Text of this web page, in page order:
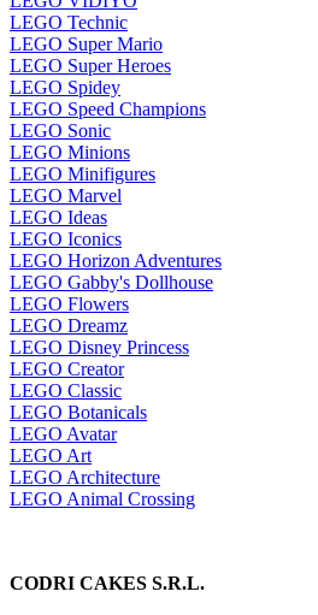
LEGO Technic
LEGO Super Mario
LEGO Super Heroes
LEGO Spidey
LEGO Speed Champions
LEGO Sonic
LEGO Minions
LEGO Minifigures
LEGO Marvel
LEGO Ideas
LEGO Iconics
LEGO Horizon Adventures
LEGO Gabby's Dollhouse
LEGO Flowers
LEGO Dreamz
LEGO Disney Princess
LEGO Creator
LEGO Classic
LEGO Botanicals
LEGO Avatar
LEGO Art
LEGO Architecture
LEGO Animal Crossing
CODRI CAKES S.R.L.